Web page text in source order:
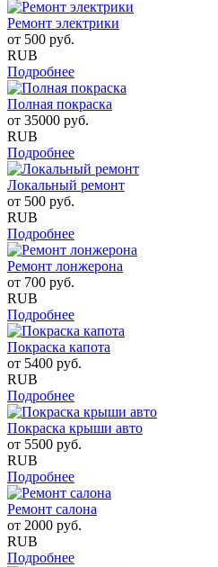
Ремонт электрики
от 500 руб.
RUB
Подробнее
Полная покраска
от 35000 руб.
RUB
Подробнее
Локальный ремонт
от 500 руб.
RUB
Подробнее
Ремонт лонжерона
от 700 руб.
RUB
Подробнее
Покраска капота
от 5400 руб.
RUB
Подробнее
Покраска крыши авто
от 5500 руб.
RUB
Подробнее
Ремонт салона
от 2000 руб.
RUB
Подробнее